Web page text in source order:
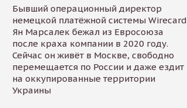
Бывший операционный директор
немецкой платёжной системы Wirecard
Ян Марсалек бежал из Евросоюза
после краха компании в 2020 году.
Сейчас он живёт в Москве, свободно
перемещается по России и даже ездит
на оккупированные территории
Украины